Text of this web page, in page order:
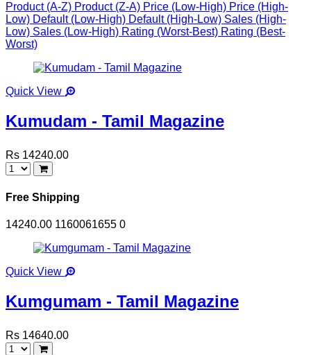
Product (A-Z) Product (Z-A) Price (Low-High) Price (High-
Low) Default (Low-High) Default (High-Low) Sales (High-
Low) Sales (Low-High) Rating (Worst-Best) Rating (Best-
Worst)
Quick View
Kumudam - Tamil Magazine
Rs 14240.00
Free Shipping
14240.00 1160061655 0
Quick View
Kumgumam - Tamil Magazine
Rs 14640.00